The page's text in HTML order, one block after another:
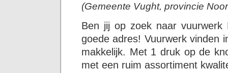
(Gemeente Vught, provincie
Ben jij op zoek naar
goede adres! Vuurwerk vinden
makkelijk. Met 1 druk op de
met een ruim assortiment